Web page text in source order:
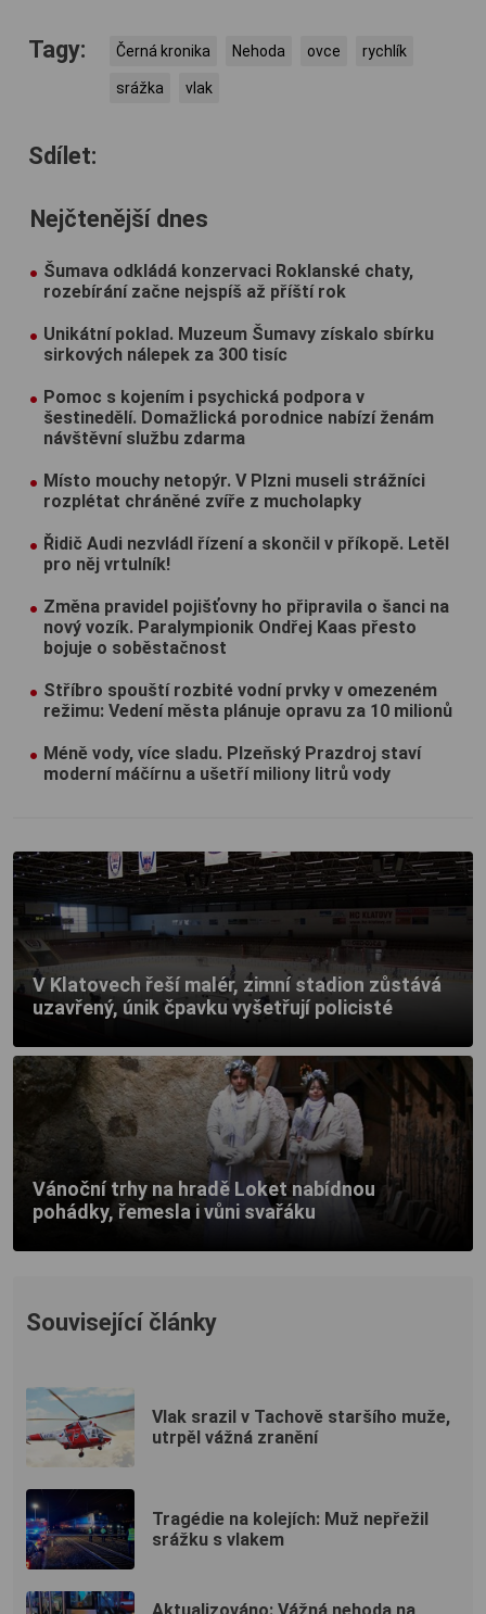
Tagy: Černá kronika Nehoda ovce rychlík
srážka vlak
Sdílet:
Nejčtenější dnes
Šumava odkládá konzervaci Roklanské chaty,
rozebírání začne nejspíš až příští rok
Unikátní poklad. Muzeum Šumavy získalo sbírku
sirkových nálepek za 300 tisíc
Pomoc s kojením i psychická podpora v
šestinedělí. Domažlická porodnice nabízí ženám
návštěvní službu zdarma
Místo mouchy netopýr. V Plzni museli strážníci
rozplétat chráněné zvíře z mucholapky
Řidič Audi nezvládl řízení a skončil v příkopě. Letěl
pro něj vrtulník!
Změna pravidel pojišťovny ho připravila o šanci na
nový vozík. Paralympionik Ondřej Kaas přesto
bojuje o soběstačnost
Stříbro spouští rozbité vodní prvky v omezeném
režimu: Vedení města plánuje opravu za 10 milionů
Méně vody, více sladu. Plzeňský Prazdroj staví
moderní máčírnu a ušetří miliony litrů vody
V Klatovech řeší malér, zimní stadion zůstává
uzavřený, únik čpavku vyšetřují policisté
Vánoční trhy na hradě Loket nabídnou
pohádky, řemesla i vůni svařáku
Související články
Vlak srazil v Tachově staršího muže,
utrpěl vážná zranění
Tragédie na kolejích: Muž nepřežil
srážku s vlakem